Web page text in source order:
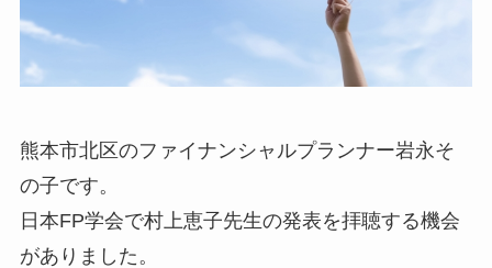
熊本市北区のファイナンシャルプランナー岩永そ
の子です。
日本FP学会で村上恵子先生の発表を拝聴する機会
がありました。